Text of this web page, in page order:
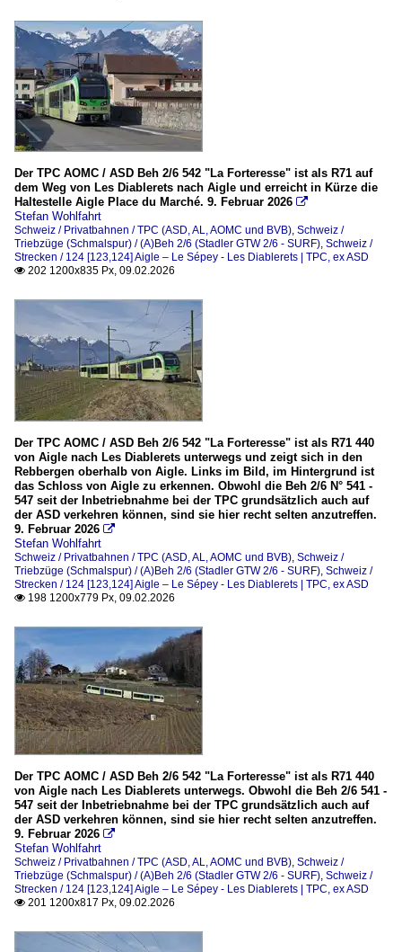
Der TPC AOMC / ASD Beh 2/6 542 "La Forteresse" ist als R71 auf
dem Weg von Les Diablerets nach Aigle und erreicht in Kürze die
Haltestelle Aigle Place du Marché. 9. Februar 2026 
Stefan Wohlfahrt
Schweiz / Privatbahnen / TPC (ASD, AL, AOMC und BVB), Schweiz /
Triebzüge (Schmalspur) / (A)Beh 2/6 (Stadler GTW 2/6 - SURF), Schweiz /
Strecken / 124 [123,124] Aigle – Le Sépey - Les Diablerets | TPC, ex ASD
 202 1200x835 Px, 09.02.2026
Der TPC AOMC / ASD Beh 2/6 542 "La Forteresse" ist als R71 440
von Aigle nach Les Diablerets unterwegs und zeigt sich in den
Rebbergen oberhalb von Aigle. Links im Bild, im Hintergrund ist
das Schloss von Aigle zu erkennen. Obwohl die Beh 2/6 N° 541 -
547 seit der Inbetriebnahme bei der TPC grundsätzlich auch auf
der ASD verkehren können, sind sie hier recht selten anzutreffen.
9. Februar 2026 
Stefan Wohlfahrt
Schweiz / Privatbahnen / TPC (ASD, AL, AOMC und BVB), Schweiz /
Triebzüge (Schmalspur) / (A)Beh 2/6 (Stadler GTW 2/6 - SURF), Schweiz /
Strecken / 124 [123,124] Aigle – Le Sépey - Les Diablerets | TPC, ex ASD
 198 1200x779 Px, 09.02.2026
Der TPC AOMC / ASD Beh 2/6 542 "La Forteresse" ist als R71 440
von Aigle nach Les Diablerets unterwegs. Obwohl die Beh 2/6 541 -
547 seit der Inbetriebnahme bei der TPC grundsätzlich auch auf
der ASD verkehren können, sind sie hier recht selten anzutreffen.
9. Februar 2026 
Stefan Wohlfahrt
Schweiz / Privatbahnen / TPC (ASD, AL, AOMC und BVB), Schweiz /
Triebzüge (Schmalspur) / (A)Beh 2/6 (Stadler GTW 2/6 - SURF), Schweiz /
Strecken / 124 [123,124] Aigle – Le Sépey - Les Diablerets | TPC, ex ASD
 201 1200x817 Px, 09.02.2026